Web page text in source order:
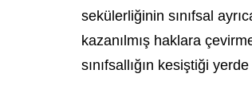
sekülerliğinin sınıfsal
kazanılmış haklara
sınıfsallığın kesiştiği